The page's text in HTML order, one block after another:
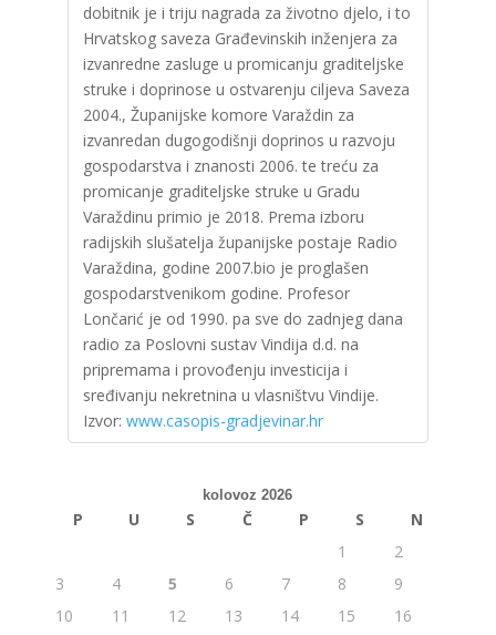
dobitnik je i triju nagrada za životno djelo, i to
Hrvatskog saveza Građevinskih inženjera za
izvanredne zasluge u promicanju graditeljske
struke i doprinose u ostvarenju ciljeva Saveza
2004., Županijske komore Varaždin za
izvanredan dugogodišnji doprinos u razvoju
gospodarstva i znanosti 2006. te treću za
promicanje graditeljske struke u Gradu
Varaždinu primio je 2018. Prema izboru
radijskih slušatelja županijske postaje Radio
Varaždina, godine 2007.bio je proglašen
gospodarstvenikom godine. Profesor
Lončarić je od 1990. pa sve do zadnjeg dana
radio za Poslovni sustav Vindija d.d. na
pripremama i provođenju investicija i
sređivanju nekretnina u vlasništvu Vindije.
Izvor: www.casopis-gradjevinar.hr
kolovoz 2026
P U S Č P S
N
1
2
3
4 5 6 7 8
9
10
11 12 13 14 15
16